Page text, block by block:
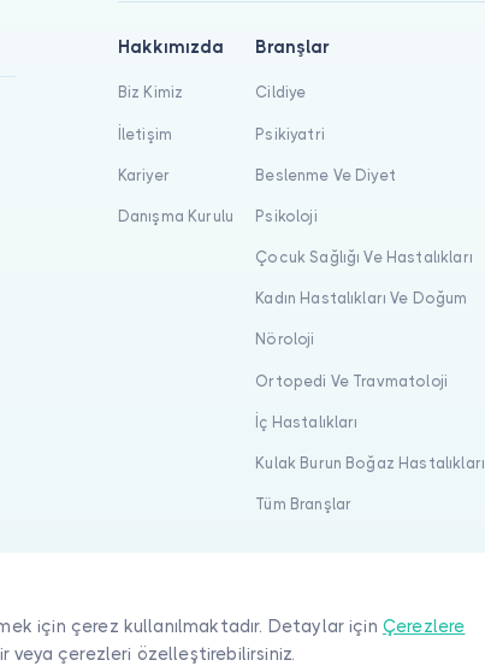
için çerez kullanılmaktadır. Detaylar için Çerezlere
veya çerezleri özelleştirebilirsiniz.
Hakkımızda
Biz Kimiz
İletişim
Kariyer
Danışma Kurulu
Branşlar
Cildiye
Psikiyatri
Beslenme Ve Diyet
Psikoloji
Çocuk Sağlığı Ve Hastalıkları
Kadın Hastalıkları Ve Doğum
Nöroloji
Ortopedi Ve Travmatoloji
İç Hastalıkları
Kulak Burun Boğaz Hastalıkları
Tüm Branşlar